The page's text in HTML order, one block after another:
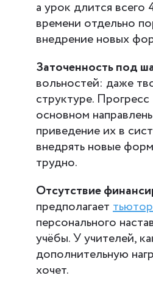
а урок длится всего
времени отдельно
внедрение новых
Заточенность под
вольностей: даже
структуре.
основном
приведение их в
внедрять новые
трудно.
Отсутствие
предполагает
персонального
учёбы. У учителей,
дополнительную
хочет.